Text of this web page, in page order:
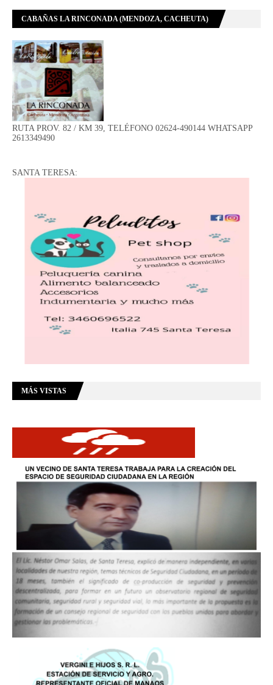
CABAÑAS LA RINCONADA (MENDOZA, CACHEUTA)
RUTA PROV. 82 / KM 39, TELÉFONO 02624-490144 WHATSAPP
2613349490
SANTA TERESA:
MÁS VISTAS